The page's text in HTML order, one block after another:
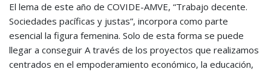
El lema de este año de COVIDE-AMVE, “Trabajo decente.
Sociedades pacíficas y justas”, incorpora como parte
esencial la figura femenina. Solo de esta forma se puede
llegar a conseguir A través de los proyectos que realizamos
centrados en el empoderamiento económico, la educación,